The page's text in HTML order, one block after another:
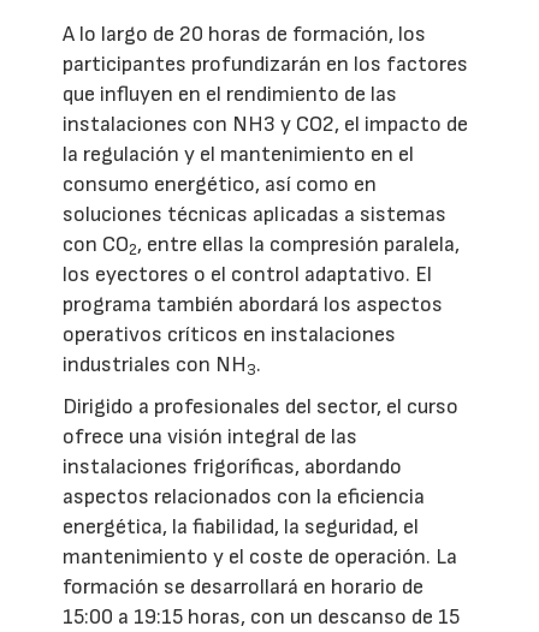
A lo largo de 20 horas de formación, los
participantes profundizarán en los factores
que influyen en el rendimiento de las
instalaciones con NH3 y CO2, el impacto de
la regulación y el mantenimiento en el
consumo energético, así como en
soluciones técnicas aplicadas a sistemas
con CO2, entre ellas la compresión paralela,
los eyectores o el control adaptativo. El
programa también abordará los aspectos
operativos críticos en instalaciones
industriales con NH3.
Dirigido a profesionales del sector, el curso
ofrece una visión integral de las
instalaciones frigoríficas, abordando
aspectos relacionados con la eficiencia
energética, la fiabilidad, la seguridad, el
mantenimiento y el coste de operación. La
formación se desarrollará en horario de
15:00 a 19:15 horas, con un descanso de 15